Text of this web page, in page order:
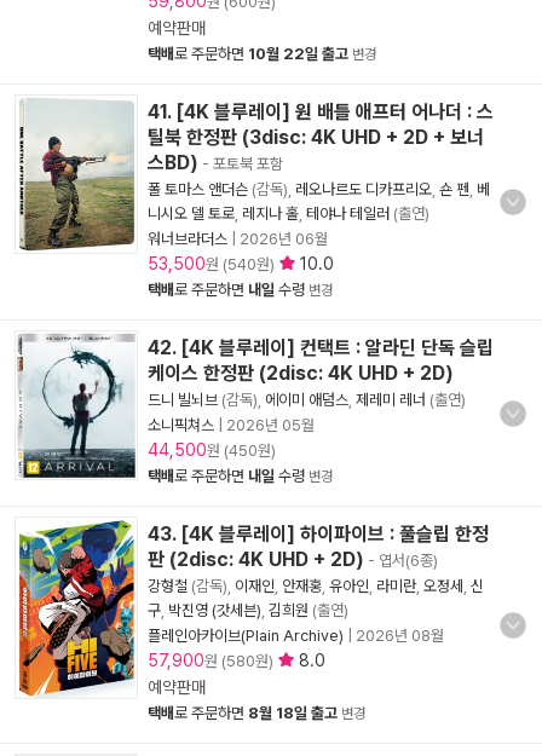
예약판매
택배로 주문하면 10월 22일 출고 변경
41. [4K 블루레이] 원 배틀 애프터 어나더 : 스
틸북 한정판 (3disc: 4K UHD + 2D + 보너
스BD) - 포토북 포함
폴 토마스 앤더슨 (감독), 레오나르도 디카프리오 숀 펜 베
니시오 델 토로 레지나 홀 테야나 테일러 (출연)
워너브라더스
2026년 06월
53,500원 (540원) 10.0
택배로 주문하면 내일 수령 변경
42. [4K 블루레이] 컨택트 : 알라딘 단독 슬립
케이스 한정판 (2disc: 4K UHD + 2D)
드니 빌뇌브 (감독), 에이미 애덤스 제레미 레너 (출연)
소니픽쳐스
2026년 05월
44,500원 (450원)
택배로 주문하면 내일 수령 변경
43. [4K 블루레이] 하이파이브 : 풀슬립 한정
판 (2disc: 4K UHD + 2D) - 엽서(6종)
강형철 (감독), 이재인 안재홍 유아인 라미란, 오정세
신
구 박진영 (갓세븐) 김희원 (출연)
플레인아카이브(Plain Archive)
2026년 08월
57,900원 (580원)
8.0
예약판매
택배로 주문하면 8월 18일 출고 변경